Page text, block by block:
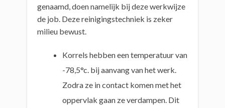
genaamd, doen namelijk bij deze werkwijze
de job. Deze reinigingstechniek is zeker
milieu bewust.
Korrels hebben een temperatuur van
-78,5°c. bij aanvang van het werk.
Zodra ze in contact komen met het
oppervlak gaan ze verdampen. Dit